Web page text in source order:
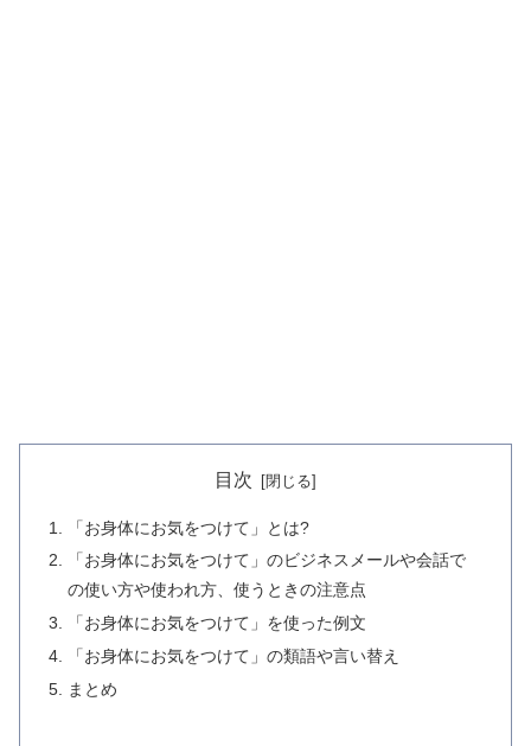
目次
「お身体にお気をつけて」とは?
「お身体にお気をつけて」のビジネスメールや会話で
の使い方や使われ方、使うときの注意点
「お身体にお気をつけて」を使った例文
「お身体にお気をつけて」の類語や言い替え
まとめ